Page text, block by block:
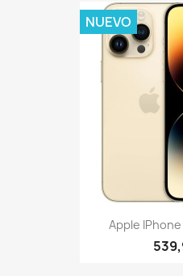
Apple IPhone
NUEVO